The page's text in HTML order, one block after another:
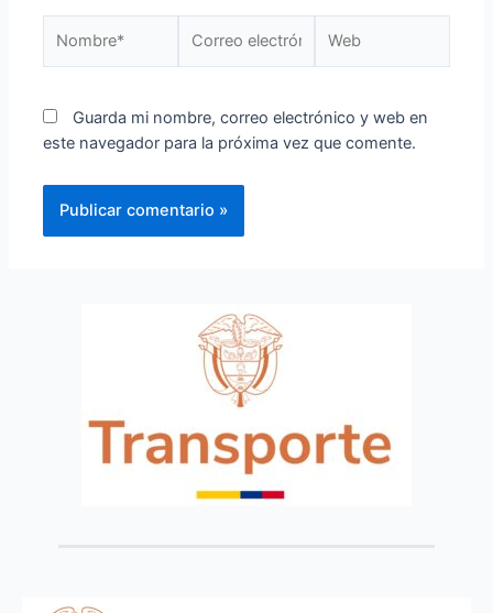
Guarda mi nombre, correo electrónico y web en
este navegador para la próxima vez que comente.